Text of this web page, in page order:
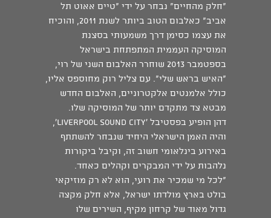
"חלק מהחיים" נבחר על ידי "טיים אאוט תל
אביב" כאלבום הטוב ביותר לשנת 2011, והוכיח
את עצמו כסימן דרך משמעותי בסצנת
המוסיקה העממית המתפתחת בישראל
בספטמבר 2013 שוחרר האלבום השני של רוי,
"האיש בראש שלי". עם צליל רוק מחוספס אליו,
כולל אלמנטים אלקטרוניים, האלבום החדש
מבטא צד מתקדם יותר של המוסיקה שלו.
דהן הופיע בפסטיבל 'Liverpool Sound City',
והיה האמן הישראלי היחיד שנבחר להשתתף
באירוע בינלאומי חשוב זה, וקיבל ביקורות
נלהבות על ידי המבקרים וקהלים כאחד.
"לכל מי שמכיר את רועי, הוא לא רק מוזיקאי
בולט בארץ מולדתו ישראל, אלא חלק מקצה
גדול מאוד של קרחון מקיף, השירים שלו